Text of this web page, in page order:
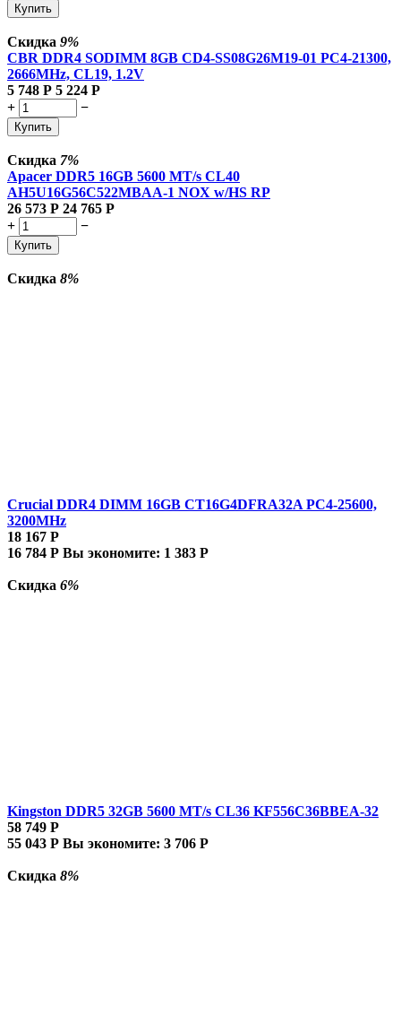
Купить
Скидка 9%
CBR DDR4 SODIMM 8GB CD4-SS08G26M19-01 PC4-21300,
2666MHz, CL19, 1.2V
5 748 Р 5 224 Р
+
−
Купить
Скидка 7%
Apacer DDR5 16GB 5600 MT/s CL40
AH5U16G56C522MBAA-1 NOX w/HS RP
26 573 Р 24 765 Р
+
−
Купить
Скидка 8%
Crucial DDR4 DIMM 16GB CT16G4DFRA32A PC4-25600,
3200MHz
18 167 Р
16 784 Р Вы экономите: 1 383 Р
Скидка 6%
Kingston DDR5 32GB 5600 MT/s CL36 KF556C36BBEA-32
58 749 Р
55 043 Р Вы экономите: 3 706 Р
Скидка 8%